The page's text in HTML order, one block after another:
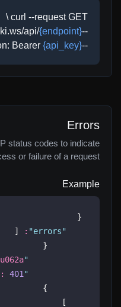
curl --request GET \
--url 'https://linki.ws/api/
{endpoint}
--header 'Authorization: Bearer
{api_key}
Errors
status codes to indicate
or failure of a request.
Example
{
"
errors
"
:
[
        {
"
"
:
401
        }
    ]